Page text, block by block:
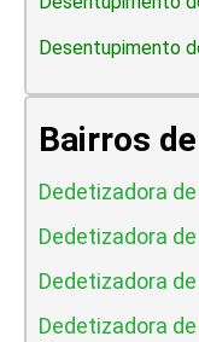
Desentupimento
Bairros
Dedetizadora
Dedetizadora
Dedetizadora
Dedetizadora